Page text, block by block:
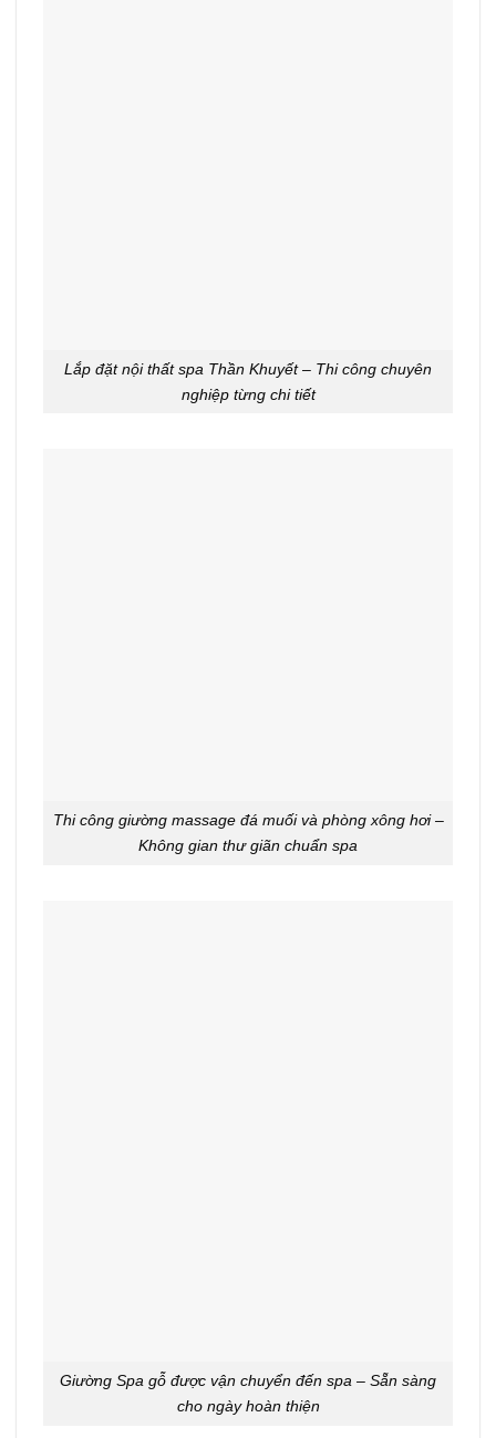
Lắp đặt nội thất spa Thần Khuyết – Thi công chuyên
nghiệp từng chi tiết
Thi công giường massage đá muối và phòng xông hơi –
Không gian thư giãn chuẩn spa
Giường Spa gỗ được vận chuyển đến spa – Sẵn sàng
cho ngày hoàn thiện